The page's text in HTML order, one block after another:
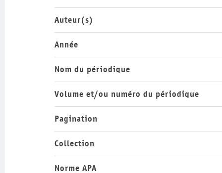
Auteur(s)
Année
Nom du périodique
Volume et/ou numéro du périodique
Pagination
Collection
Norme APA